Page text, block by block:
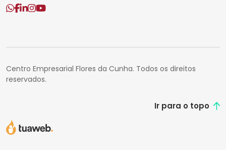
Centro Empresarial Flores da Cunha. Todos os direitos
reservados.
Ir para o topo